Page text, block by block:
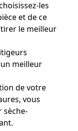
les
et de ce
le meilleur
meilleur
de votre
vous